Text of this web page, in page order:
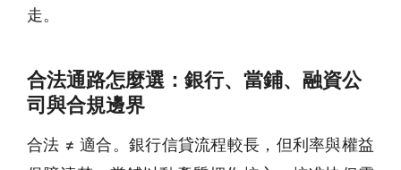
走。
合法通路怎麼選：銀行、當鋪、融資公
司與合規邊界
合法 ≠ 適合。銀行信貸流程較長，但利率與權益